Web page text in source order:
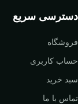
دسترسی سریع
فروشگاه
حساب کاربری
سبد خرید
تماس با ما